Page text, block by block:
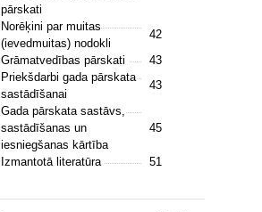
pārskati
Norēķini par muitas
(ievedmuitas) nodokli
42
Grāmatvedības pārskati
43
Priekšdarbi gada pārskata
sastādīšanai
43
Gada pārskata sastāvs,
sastādīšanas un
iesniegšanas kārtība
45
Izmantotā literatūra 51